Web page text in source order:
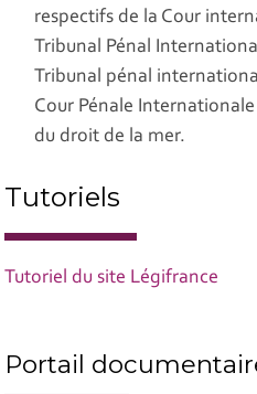
respectifs de la Cour
Tribunal Pénal
Tribunal pénal
Cour Pénale
du droit de la mer.
Tutoriels
Tutoriel du site Légifrance
Portail